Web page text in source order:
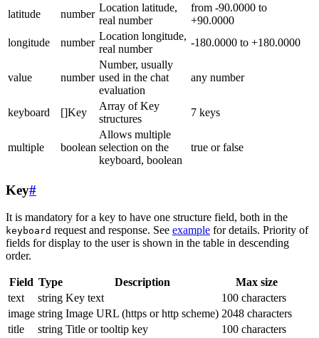
latitude
number
Location latitude,
real number
from -90.0000 to
+90.0000
longitude
number
Location longitude,
real number
-180.0000 to +180.0000
value number
Number, usually
used in the chat
evaluation
any number
keyboard []Key
Array of Key
structures
7 keys
multiple boolean
Allows multiple
selection on the
keyboard, boolean
true or false
Key#
It is mandatory for a key to have one structure field, both in the
keyboard request and response. See example for details. Priority of
fields for display to the user is shown in the table in descending
order.
Field Type Description
Max size
text
string Key text
100 characters
image string Image URL (https or http scheme) 2048 characters
title
string Title or tooltip key
100 characters